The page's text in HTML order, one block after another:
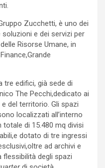
Zucchetti, è uno dei
e dei servizi per
Risorse Umane, in
edifici, già sede di
The Pecchi,dedicato ai
del territorio. Gli spazi
localizzati all’interno
totale di 15.480 mq divisi
dotato di tre ingressi
ad archivi e
degli spazi